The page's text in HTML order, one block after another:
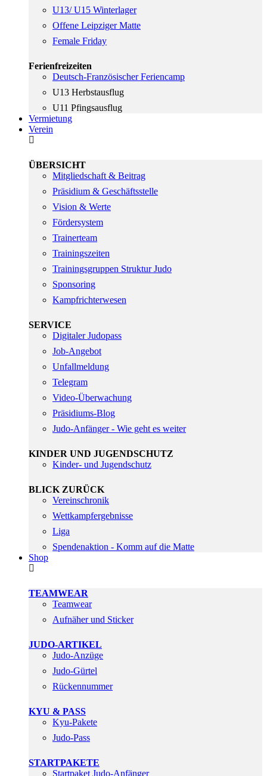
U13/ U15 Winterlager
Offene Leipziger Matte
Female Friday
Ferienfreizeiten
Deutsch-Französischer Feriencamp
U13 Herbstausflug
U11 Pfingsausflug
Vermietung
Verein
ÜBERSICHT
Mitgliedschaft & Beitrag
Präsidium & Geschäftsstelle
Vision & Werte
Fördersystem
Trainerteam
Trainingszeiten
Trainingsgruppen Struktur Judo
Sponsoring
Kampfrichterwesen
SERVICE
Digitaler Judopass
Job-Angebot
Unfallmeldung
Telegram
Video-Überwachung
Präsidiums-Blog
Judo-Anfänger - Wie geht es weiter
KINDER UND JUGENDSCHUTZ
Kinder- und Jugendschutz
BLICK ZURÜCK
Vereinschronik
Wettkampfergebnisse
Liga
Spendenaktion - Komm auf die Matte
Shop
TEAMWEAR
Teamwear
Aufnäher und Sticker
JUDO-ARTIKEL
Judo-Anzüge
Judo-Gürtel
Rückennummer
KYU & PASS
Kyu-Pakete
Judo-Pass
STARTPAKETE
Startpaket Judo-Anfänger